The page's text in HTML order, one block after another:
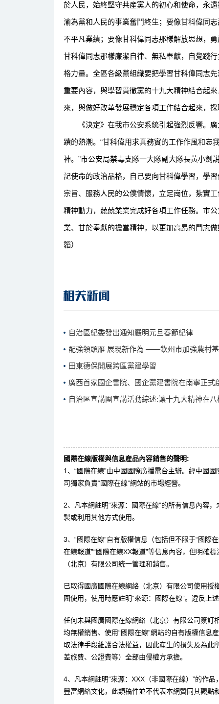
於人民，始終堅守共産黨人的初心和使命，永
渝為黨和人民的事業奮鬥終生；要像甘科偉同
不平凡業績；要像甘科偉同志那樣解放思想，
甘科偉同志那樣廉潔自律、無私奉獻，自覺踐
格力量。全區各級黨組織要把學習甘科偉同志
重要內容，與學習貫徹黨的十九大精神結合起
來，與做好改革發展穩定各項工作結合起來，
《決定》在我市公安系統引起強烈反響。廣
蹟的熱潮。“甘科偉用求真務實的工作作風和忘
神。”市公安局禁毒支隊一大隊副大隊長黃小劍
記使命的政治品格，自己要向甘科偉學習，學
宗旨、服務人民的公僕情懷，立足崗位，紮實
精神動力，兢兢業業完成好各項工作任務。市
業、甘於奉獻的擔當精神，以更加高昂的鬥志
韜）
自治區紀委發出通知嚴明元旦春節紀律
配強領頭雁 展現新作為 ——欽州市加強農村
田東德保開展跨區黨建學習
廣西首家國企書院、國企黨建書院在南寧正式
自治區宣講團宣講活動綜述:讓十九大精神在
國際在線版權與信息産品內容銷售的聲明:
1、“國際在線”由中國國際廣播電台主辦。經中國
司獨家負責“國際在線”網站的市場經營。
2、凡本網註明“來源：國際在線”的所有信息內容
製或利用其他方式使用。
3、“國際在線”自有版權信息（包括但不限于“國際
在線報道”“國際在線XX報道”等信息內容，但明確
（北京）有限公司統一管理和銷售。
已取得國廣國際在線網絡（北京）有限公司使用
圍使用，使用時應註明“來源：國際在線”。違反上
任何未與國廣國際在線網絡（北京）有限公司簽訂
均無權銷售、使用“國際在線”網站的自有版權信息
取法律手段維護合法權益，因此産生的損失及為此
差旅費、公證費等）全部由侵權方承擔。
4、凡本網註明“來源：XXX（非國際在線）”的作
豐富網絡文化，此類稿件並不代表本網贊同其觀點